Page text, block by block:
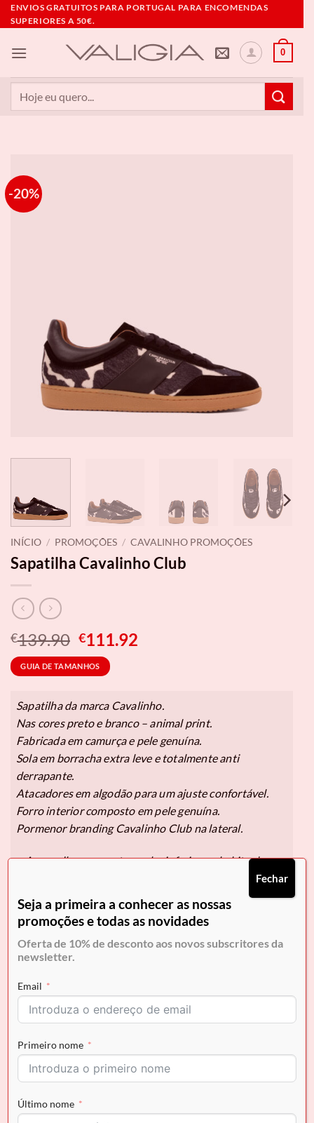
Skip
to
ENVIOS GRATUITOS PARA PORTUGAL PARA ENCOMENDAS
SUPERIORES A 50€.
0
-20%
INÍCIO / PROMOÇÕES / CAVALINHO PROMOÇÕES
Sapatilha Cavalinho Club
€139.90 O
preço
original
€139.90.
€111.92
€111.92.
GUIA DE TAMANHOS
Sapatilha da marca Cavalinho.
Nas cores preto e branco – animal print.
Fabricada em camurça e pele genuína.
Sola em borracha extra leve e totalmente anti
derrapante.
Atacadores em algodão para um ajuste confortável.
Forro interior composto em pele genuína.
Pormenor branding Cavalinho Club na lateral.
– Aconselhamos um tamanho inferior ao habitual.
Pague em3x de 37,31€sem juros.
Selecione Klarna no checkout.
Tamanho
36 37
Quantidade de Sapatilha Cavalinho Club
COMPRAR AGORA
Envio grátis para Portugal em encomendas superiores a
Seja a primeira a conhecer as nossas
promoções e todas as novidades
Oferta de 10% de desconto aos novos subscritores da
newsletter.
Email
Primeiro nome
Último nome
Fechar